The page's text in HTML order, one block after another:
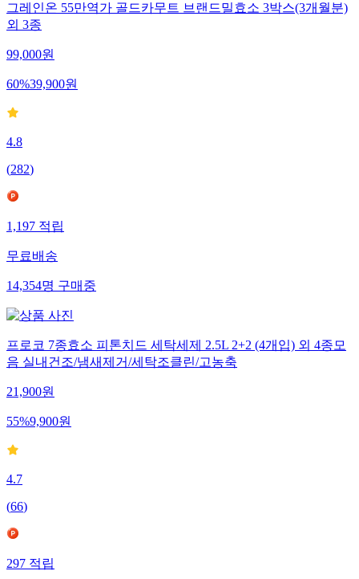
그레인온 55만역가 골드카무트 브랜드밀효소 3박스(3개월분)
외 3종
99,000원
60%39,900원
4.8
(282)
1,197 적립
무료배송
14,354명 구매중
프로코 7종효소 피톤치드 세탁세제 2.5L 2+2 (4개입) 외 4종모
음 실내건조/냄새제거/세탁조클린/고농축
21,900원
55%9,900원
4.7
(66)
297 적립